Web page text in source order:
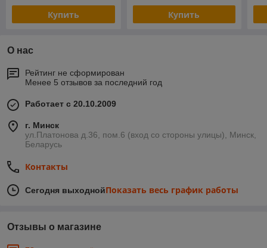
Купить Купить
О нас
Рейтинг не сформирован
Менее 5 отзывов за последний год
Работает с 20.10.2009
г. Минск
ул.Платонова д.36, пом.6 (вход со стороны улицы), Минск,
Беларусь
Контакты
Сегодня выходнойПоказать весь график работы
Отзывы о магазине